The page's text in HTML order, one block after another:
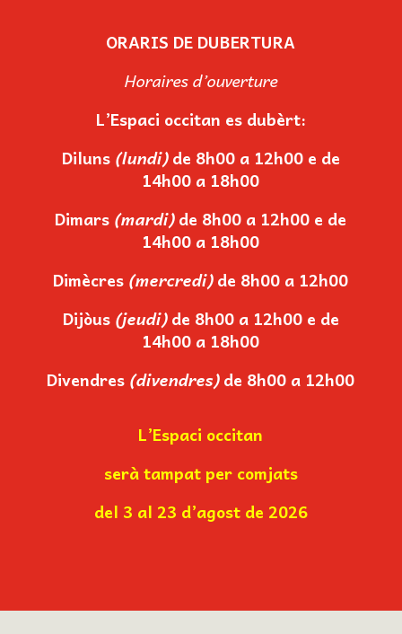
ORARIS DE DUBERTURA
Horaires d’ouverture
L’Espaci occitan es dubèrt:
Diluns (lundi)de 8h00 a 12h00 e de
14h00 a 18h00
Dimars (mardi)de 8h00 a 12h00 e de
14h00 a 18h00
Dimècres (mercredi)de 8h00 a 12h00
Dijòus (jeudi)de 8h00 a 12h00 e de
14h00 a 18h00
Divendres (divendres)de 8h00 a 12h00
L’Espaci occitan
serà tampat per comjats
del 3 al 23 d’agost de 2026